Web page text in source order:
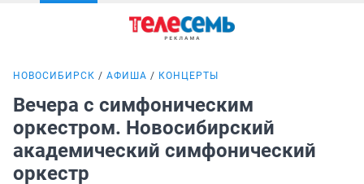
НОВОСИБИРСК АФИША КОНЦЕРТЫ
Вечера с симфоническим
оркестром. Новосибирский
академический симфонический
оркестр